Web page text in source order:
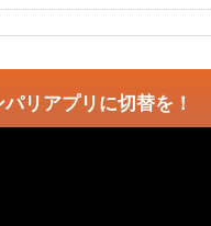
リアプリに切替を！